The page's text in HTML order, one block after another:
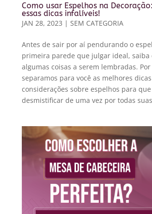
Como usar Espelhos na
essas dicas infalíveis!
JAN 28, 2023 | SEM CATEGORIA
Antes de sair por aí pendurando o
primeira parede que julgar ideal, saiba
algumas coisas a serem lembradas. Por
separamos para você as melhores
considerações sobre espelhos para
desmistificar de uma vez por todas